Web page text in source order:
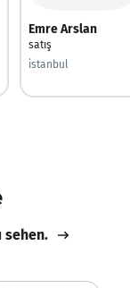
Emre Arslan
satış
istanbul
sehen.